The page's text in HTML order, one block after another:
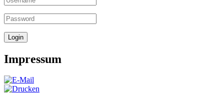
Impressum